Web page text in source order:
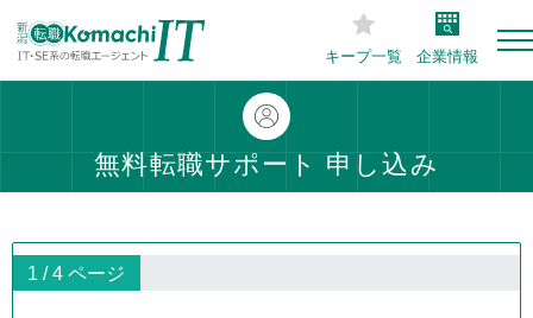
キープ一覧 企業情報
無料転職サポート 申し込み
1 / 4 ページ